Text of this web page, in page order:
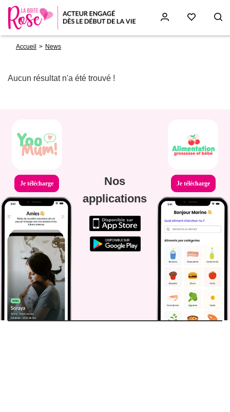
principal
d'Ariane
Accueil News
Aucun résultat n'a été trouvé !
Je télécharge
Nos
applications
Je télécharge